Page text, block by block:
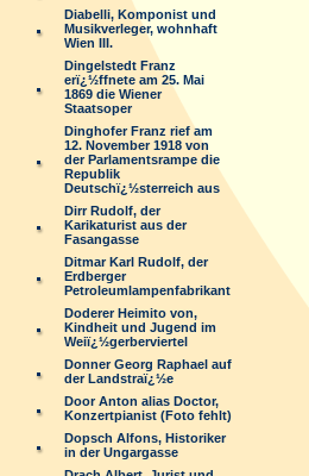
Diabelli, Komponist und
Musikverleger, wohnhaft
Wien III.
Dingelstedt Franz
erï¿½ffnete am 25. Mai
1869 die Wiener
Staatsoper
Dinghofer Franz rief am
12. November 1918 von
der Parlamentsrampe die
Republik
Deutschï¿½sterreich aus
Dirr Rudolf, der
Karikaturist aus der
Fasangasse
Ditmar Karl Rudolf, der
Erdberger
Petroleumlampenfabrikant
Doderer Heimito von,
Kindheit und Jugend im
Weiï¿½gerberviertel
Donner Georg Raphael auf
der Landstraï¿½e
Door Anton alias Doctor,
Konzertpianist (Foto fehlt)
Dopsch Alfons, Historiker
in der Ungargasse